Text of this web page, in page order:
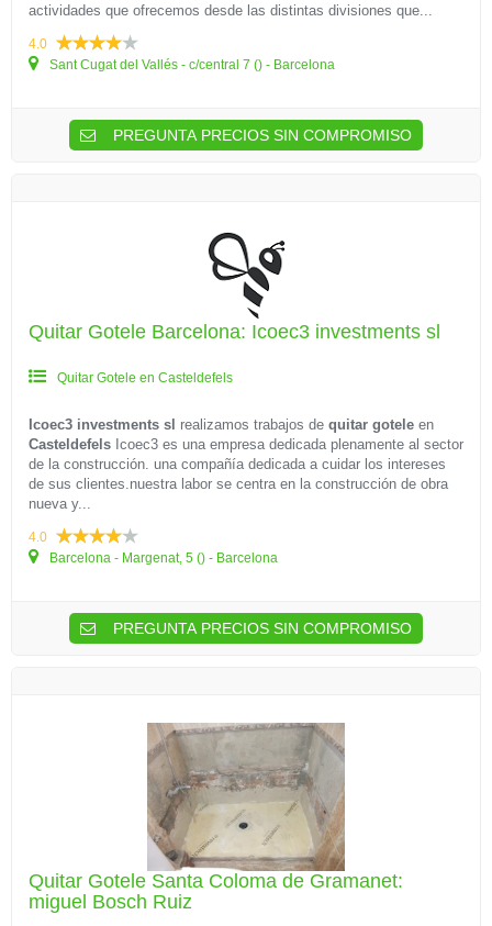
actividades que ofrecemos desde las distintas divisiones que...
4.0
Sant Cugat del Vallés - c/central 7 () - Barcelona
PREGUNTA PRECIOS SIN COMPROMISO
Quitar Gotele Barcelona: Icoec3 investments sl
Quitar Gotele en Casteldefels
Icoec3 investments sl realizamos trabajos de quitar gotele en
Casteldefels Icoec3 es una empresa dedicada plenamente al sector
de la construcción. una compañía dedicada a cuidar los intereses
de sus clientes.nuestra labor se centra en la construcción de obra
nueva y...
4.0
Barcelona - Margenat, 5 () - Barcelona
PREGUNTA PRECIOS SIN COMPROMISO
Quitar Gotele Santa Coloma de Gramanet:
miguel Bosch Ruiz